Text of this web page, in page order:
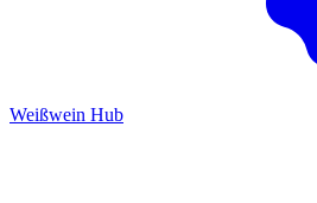
Weißwein Hub